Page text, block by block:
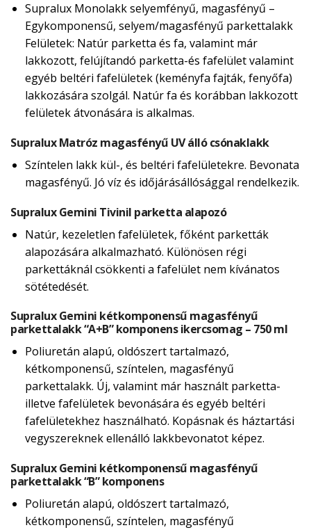
Supralux Monolakk selyemfényű, magasfényű –
Egykomponensű, selyem/magasfényű parkettalakk
Felületek: Natúr parketta és fa, valamint már
lakkozott, felújítandó parketta-és fafelület valamint
egyéb beltéri fafelületek (keményfa fajták, fenyőfa)
lakkozására szolgál. Natúr fa és korábban lakkozott
felületek átvonására is alkalmas.
Supralux Matróz magasfényű UV álló csónaklakk
Színtelen lakk kül-, és beltéri fafelületekre. Bevonata
magasfényű. Jó víz és időjárásállósággal rendelkezik.
Supralux Gemini Tivinil parketta alapozó
Natúr, kezeletlen fafelületek, főként parketták
alapozására alkalmazható. Különösen régi
parkettáknál csökkenti a fafelület nem kívánatos
sötétedését.
Supralux Gemini kétkomponensű magasfényű
parkettalakk “A+B” komponens ikercsomag – 750 ml
Poliuretán alapú, oldószert tartalmazó,
kétkomponensű, színtelen, magasfényű
parkettalakk. Új, valamint már használt parketta-
illetve fafelületek bevonására és egyéb beltéri
fafelületekhez használható. Kopásnak és háztartási
vegyszereknek ellenálló lakkbevonatot képez.
Supralux Gemini kétkomponensű magasfényű
parkettalakk “B” komponens
Poliuretán alapú, oldószert tartalmazó,
kétkomponensű, színtelen, magasfényű